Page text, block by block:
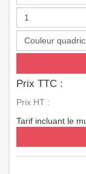
Prix TTC :
Prix HT :
Tarif incluant le